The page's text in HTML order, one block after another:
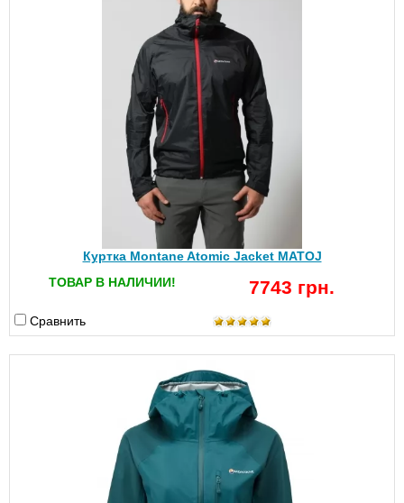
Куртка Montane Atomic Jacket MATOJ
ТОВАР В НАЛИЧИИ!
7743 грн.
Сравнить